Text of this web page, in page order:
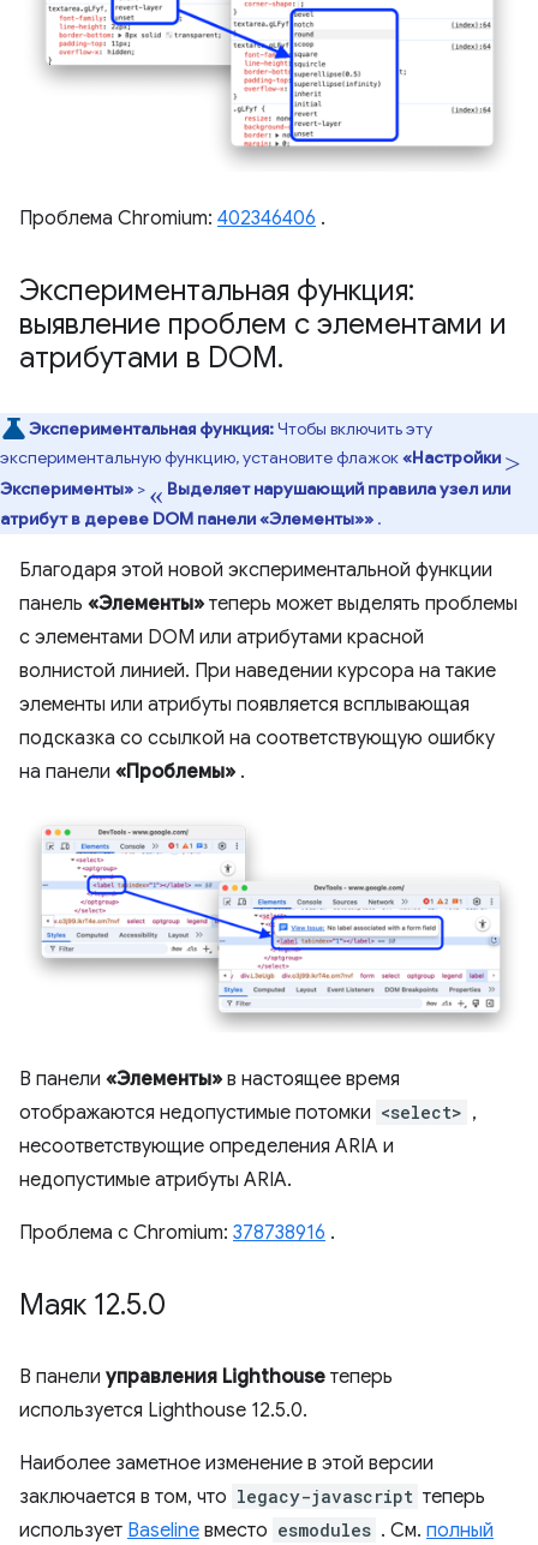
Проблема Chromium: 402346406 .
Экспериментальная функция:
выявление проблем с элементами и
атрибутами в DOM.
Экспериментальная функция:Чтобы включить эту
экспериментальную функцию, установите флажок«Настройки >
Эксперименты» > « Выделяет нарушающий правила узел или
атрибут в дереве DOM панели «Элементы»» .
Благодаря этой новой экспериментальной функции
панель «Элементы» теперь может выделять проблемы
с элементами DOM или атрибутами красной
волнистой линией. При наведении курсора на такие
элементы или атрибуты появляется всплывающая
подсказка со ссылкой на соответствующую ошибку
на панели «Проблемы» .
В панели «Элементы» в настоящее время
отображаются недопустимые потомки <select> ,
несоответствующие определения ARIA и
недопустимые атрибуты ARIA.
Проблема с Chromium: 378738916 .
Маяк 12.5.0
В панели управления Lighthouse теперь
используется Lighthouse 12.5.0.
Наиболее заметное изменение в этой версии
заключается в том, что legacy-javascript теперь
использует Baseline вместо esmodules . См. полный